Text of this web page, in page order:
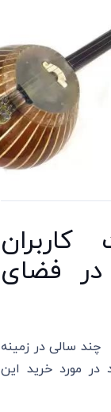
کاربران
فضای
چند سالی در زمینه
در مورد خرید این